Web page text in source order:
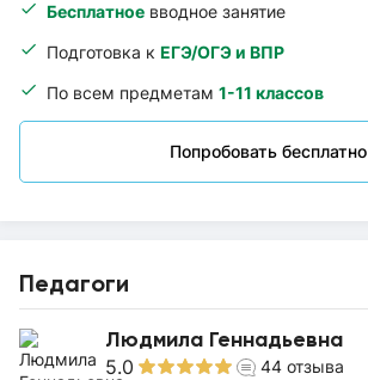
Бесплатное вводное занятие
Подготовка к ЕГЭ/ОГЭ и ВПР
По всем предметам 1-11 классов
Попробовать бесплатно
Педагоги
Людмила Геннадьевна
5.0 44 отзыва